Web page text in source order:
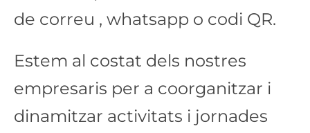
de correu , whatsapp o codi QR.
Estem al costat dels nostres
empresaris per a coorganitzar i
dinamitzar activitats i jornades